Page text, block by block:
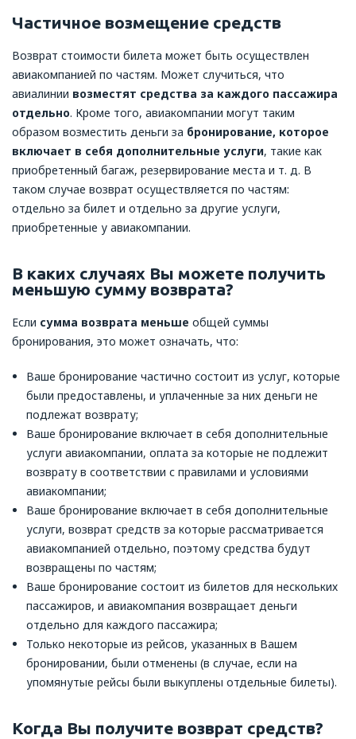
Частичное возмещение средств
Возврат стоимости билета может быть осуществлен
авиакомпанией по частям. Может случиться, что
авиалинии возместят средства за каждого пассажира
отдельно. Кроме того, авиакомпании могут таким
образом возместить деньги за бронирование, которое
включает в себя дополнительные услуги, такие как
приобретенный багаж, резервирование места и т. д. В
таком случае возврат осуществляется по частям:
отдельно за билет и отдельно за другие услуги,
приобретенные у авиакомпании.
В каких случаях Вы можете получить
меньшую сумму возврата?
Если сумма возврата меньше общей суммы
бронирования, это может означать, что:
Ваше бронирование частично состоит из услуг, которые
были предоставлены, и уплаченные за них деньги не
подлежат возврату;
Ваше бронирование включает в себя дополнительные
услуги авиакомпании, оплата за которые не подлежит
возврату в соответствии с правилами и условиями
авиакомпании;
Ваше бронирование включает в себя дополнительные
услуги, возврат средств за которые рассматривается
авиакомпанией отдельно, поэтому средства будут
возвращены по частям;
Ваше бронирование состоит из билетов для нескольких
пассажиров, и авиакомпания возвращает деньги
отдельно для каждого пассажира;
Только некоторые из рейсов, указанных в Вашем
бронировании, были отменены (в случае, если на
упомянутые рейсы были выкуплены отдельные билеты).
Когда Вы получите возврат средств?